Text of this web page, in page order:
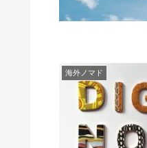
海外ノマド